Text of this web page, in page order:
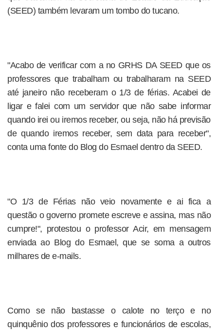
(SEED) também levaram um tombo do tucano.
"Acabo de verificar com a no GRHS DA SEED que os
professores que trabalham ou trabalharam na SEED
até janeiro não receberam o 1/3 de férias. Acabei de
ligar e falei com um servidor que não sabe informar
quando irei ou iremos receber, ou seja, não há previsão
de quando iremos receber, sem data para receber",
conta uma fonte do Blog do Esmael dentro da SEED.
"O 1/3 de Férias não veio novamente e ai fica a
questão o governo promete escreve e assina, mas não
cumpre!", protestou o professor Acir, em mensagem
enviada ao Blog do Esmael, que se soma a outros
milhares de e-mails.
Como se não bastasse o calote no terço e no
quinquênio dos professores e funcionários de escolas,